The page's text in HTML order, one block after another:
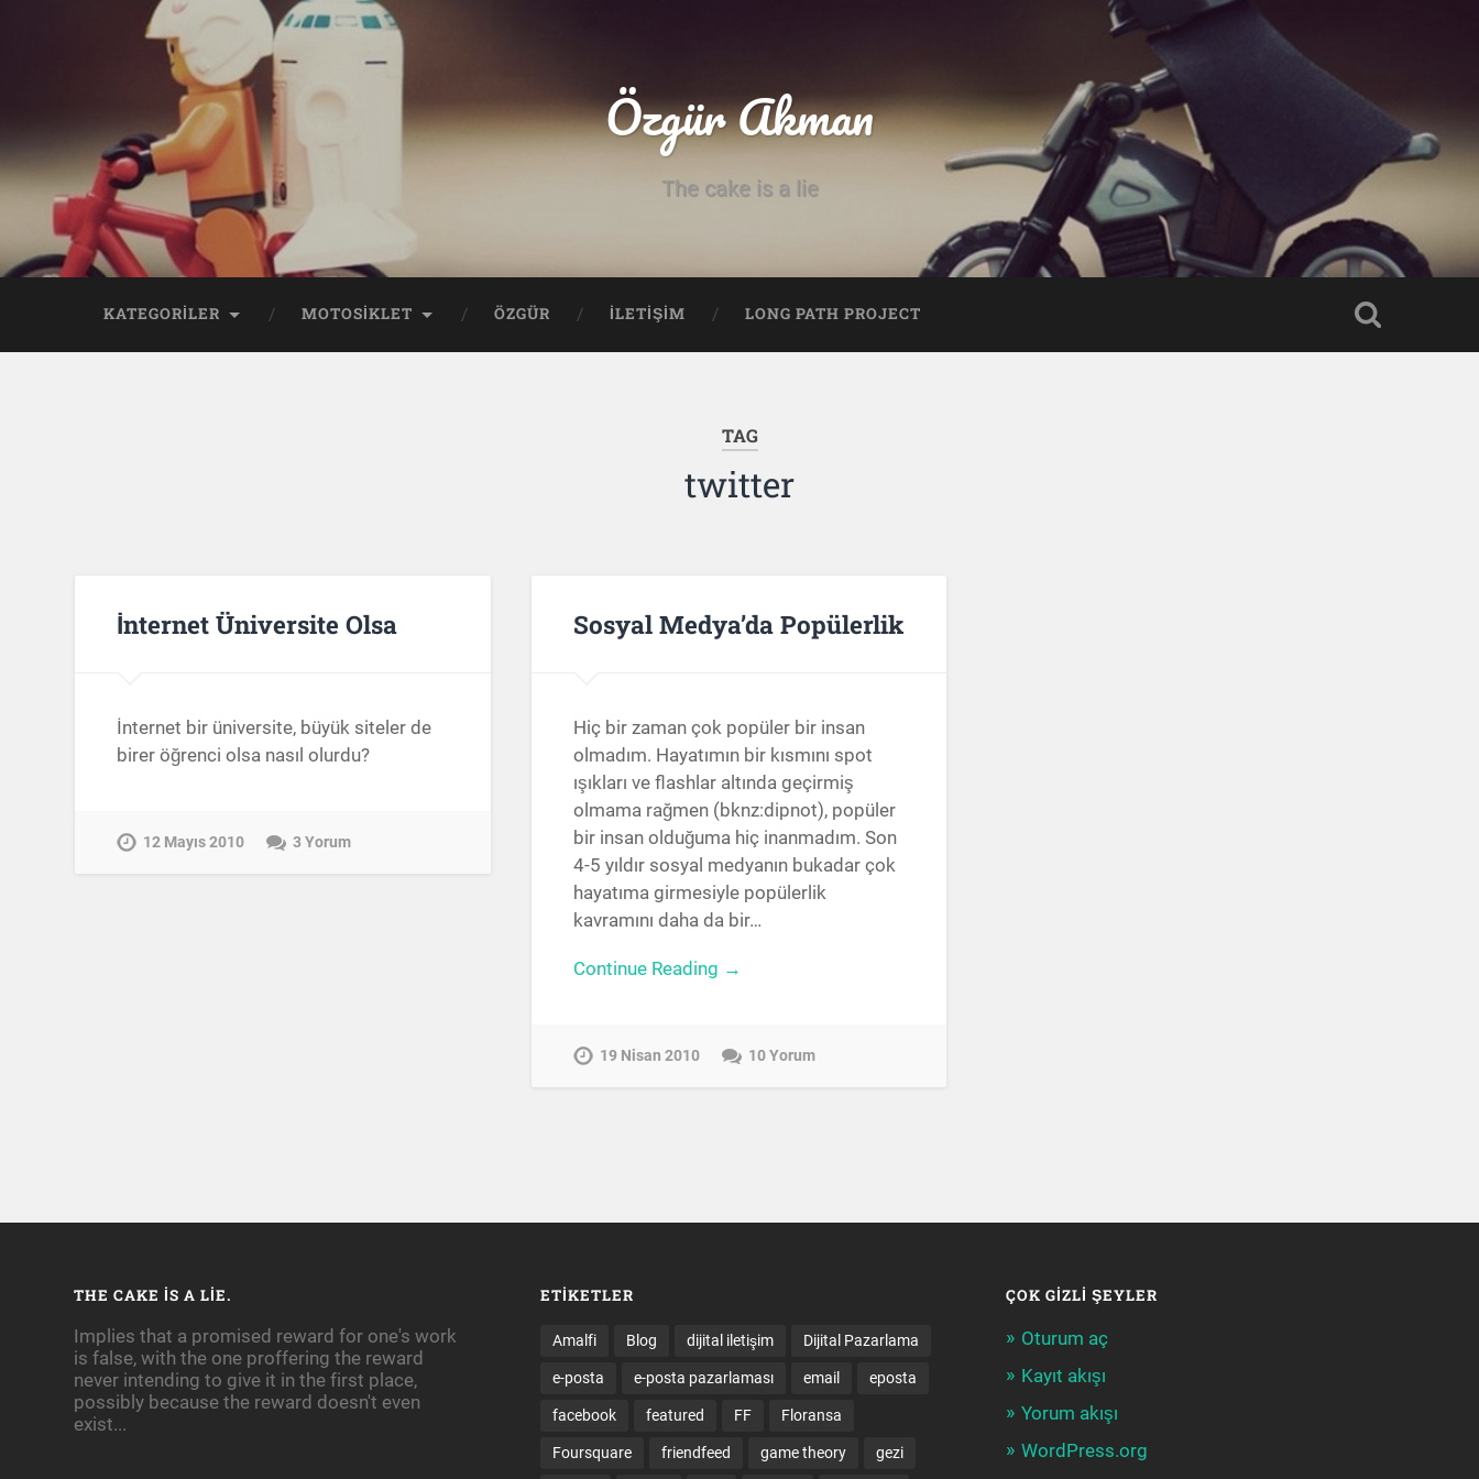
Özgür Akman
The cake is a lie
KATEGORİLER MOTOSİKLET ÖZGÜR İLETİŞİM LONG PATH PROJECT
TAG
twitter
İnternet Üniversite Olsa
İnternet bir üniversite, büyük siteler de
birer öğrenci olsa nasıl olurdu?
12 Mayıs 2010 3 Yorum
Sosyal Medya’da Popülerlik
Hiç bir zaman çok popüler bir insan
olmadım. Hayatımın bir kısmını spot
ışıkları ve flashlar altında geçirmiş
olmama rağmen (bknz:dipnot), popüler
bir insan olduğuma hiç inanmadım. Son
4-5 yıldır sosyal medyanın bukadar çok
hayatıma girmesiyle popülerlik
kavramını daha da bir…
Continue Reading →
19 Nisan 2010 10 Yorum
THE CAKE IS A LIE.
Implies that a promised reward for one's work
is false, with the one proffering the reward
never intending to give it in the first place,
possibly because the reward doesn't even
exist...
ETIKETLER
Amalfi Blog dijital iletişim Dijital Pazarlama
e-posta e-posta pazarlaması email eposta
facebook featured FF Floransa
Foursquare friendfeed game theory gezi
ÇOK GIZLI ŞEYLER
Oturum aç
Kayıt akışı
Yorum akışı
WordPress.org